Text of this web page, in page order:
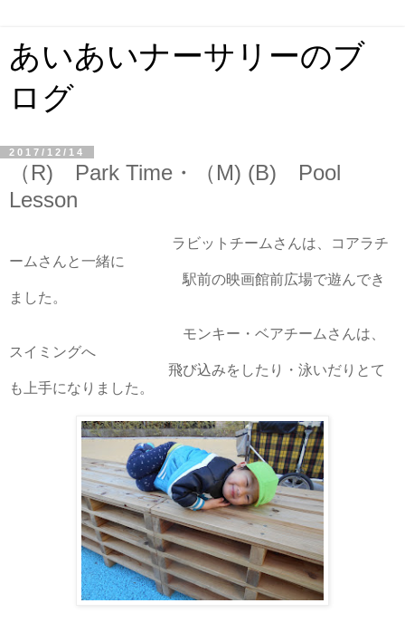
あいあいナーサリーのブ
ログ
2017/12/14
（R) Park Time・（M) (B) Pool
Lesson
ラビットチームさんは、コアラチ
ームさんと一緒に
駅前の映画館前広場で遊んでき
ました。
モンキー・ベアチームさんは、
スイミングへ
飛び込みをしたり・泳いだりとて
も上手になりました。